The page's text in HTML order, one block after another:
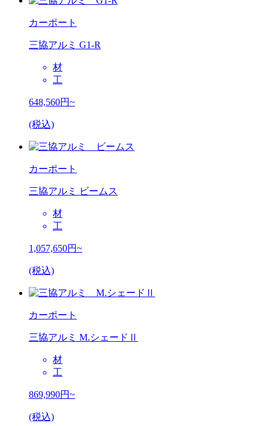
カーポート
三協アルミ G1-R
材
工
648,560円~
(税込)
カーポート
三協アルミ ビームス
材
工
1,057,650円~
(税込)
カーポート
三協アルミ M.シェードⅡ
材
工
869,990円~
(税込)